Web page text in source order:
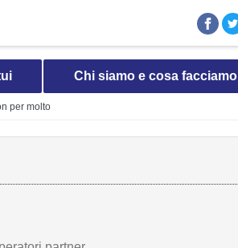
Chi siamo e cosa facciamo
per molto